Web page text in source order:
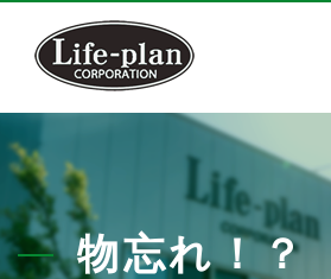
物忘れ！？